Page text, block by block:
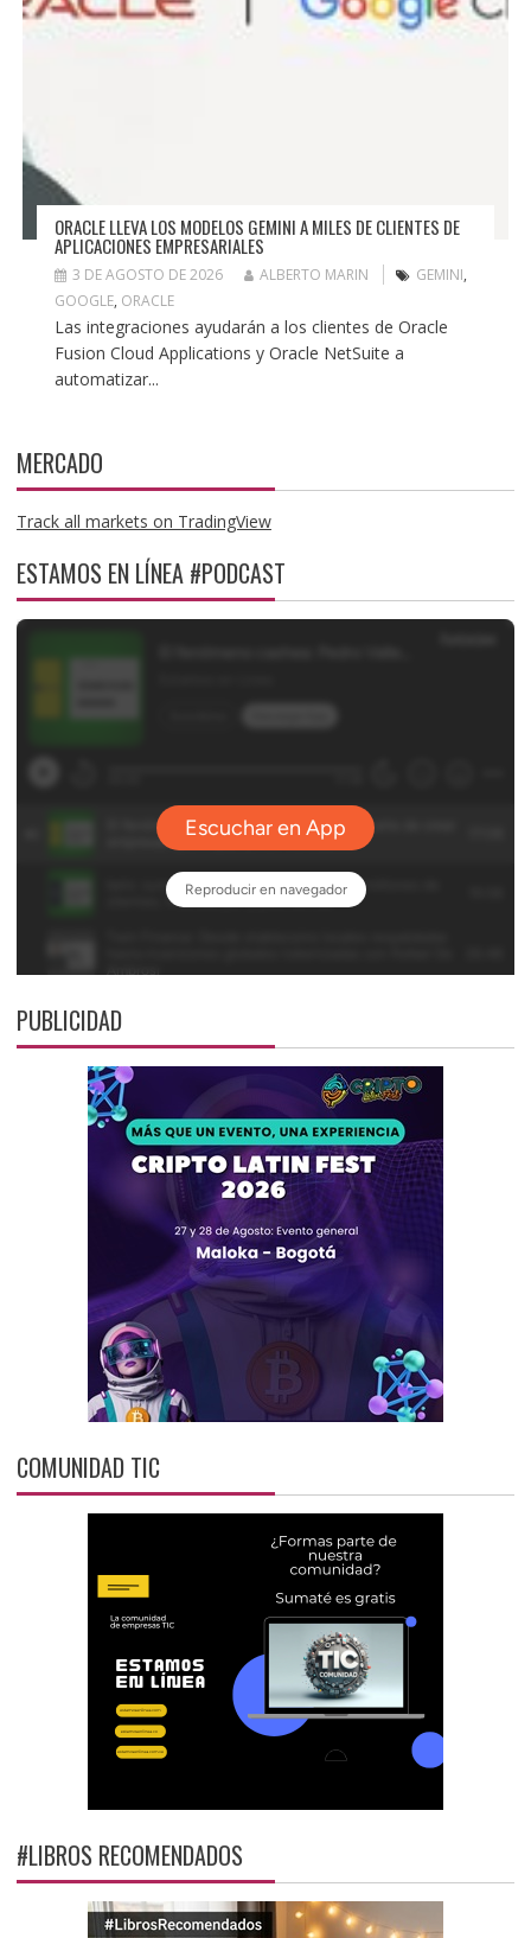
ORACLE LLEVA LOS MODELOS GEMINI A MILES DE CLIENTES DE
APLICACIONES EMPRESARIALES
3 DE AGOSTO DE 2026 ALBERTO MARIN GEMINI,
GOOGLE, ORACLE
Las integraciones ayudarán a los clientes de Oracle
Fusion Cloud Applications y Oracle NetSuite a
automatizar...
MERCADO
Track all markets on TradingView
ESTAMOS EN LÍNEA #PODCAST
PUBLICIDAD
COMUNIDAD TIC
#LIBROS RECOMENDADOS